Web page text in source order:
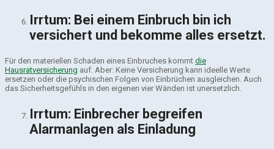
Irrtum: Bei einem Einbruch bin ich
versichert und bekomme alles ersetzt.
Für den materiellen Schaden eines Einbruches kommt die
Hausratversicherung auf. Aber: Keine Versicherung kann ideelle Werte
ersetzen oder die psychischen Folgen von Einbrüchen ausgleichen. Auch
das Sicherheitsgefühls in den eigenen vier Wänden ist unersetzlich.
Irrtum: Einbrecher begreifen
Alarmanlagen als Einladung